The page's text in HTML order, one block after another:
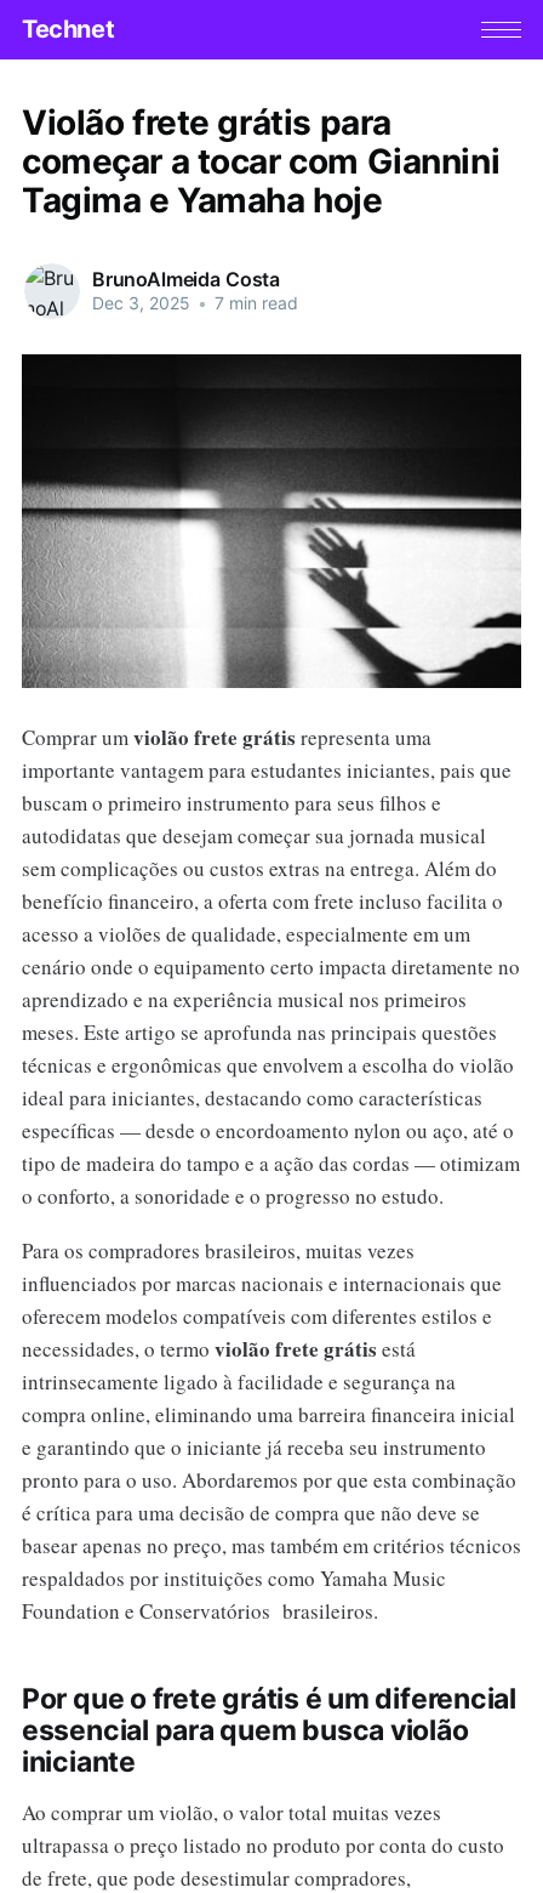
Technet
Violão frete grátis para
começar a tocar com Giannini
Tagima e Yamaha hoje
BrunoAlmeida Costa
Dec 3, 2025 • 7 min read
Comprar umviolão frete grátis representa uma
importante vantagem para estudantes iniciantes, pais que
buscam o primeiro instrumento para seus filhos e
autodidatas que desejam começar sua jornada musical
sem complicações ou custos extras na entrega. Além do
benefício financeiro, a oferta com frete incluso facilita o
acesso a violões de qualidade, especialmente em um
cenário onde o equipamento certo impacta diretamente no
aprendizado e na experiência musical nos primeiros
meses. Este artigo se aprofunda nas principais questões
técnicas e ergonômicas que envolvem a escolha do violão
ideal para iniciantes, destacando como características
específicas — desde o encordoamento nylon ou aço, até o
tipo de madeira do tampo e a ação das cordas — otimizam
o conforto, a sonoridade e o progresso no estudo.
Para os compradores brasileiros, muitas vezes
influenciados por marcas nacionais e internacionais que
oferecem modelos compatíveis com diferentes estilos e
necessidades, o termo violão frete grátis está
intrinsecamente ligado à facilidade e segurança na
compra online, eliminando uma barreira financeira inicial
e garantindo que o iniciante já receba seu instrumento
pronto para o uso. Abordaremos por que esta combinação
é crítica para uma decisão de compra que não deve se
basear apenas no preço, mas também em critérios técnicos
respaldados por instituições como Yamaha Music
Foundation e Conservatórios brasileiros.
Por que o frete grátis é um diferencial
essencial para quem busca violão
iniciante
Ao comprar um violão, o valor total muitas vezes
ultrapassa o preço listado no produto por conta do custo
de frete, que pode desestimular compradores,